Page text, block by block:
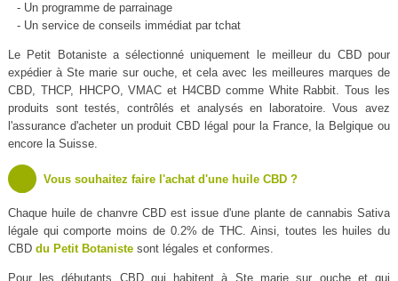
- Un programme de parrainage
- Un service de conseils immédiat par tchat
Le Petit Botaniste a sélectionné uniquement le meilleur du CBD pour
expédier à Ste marie sur ouche, et cela avec les meilleures marques de
CBD, THCP, HHCPO, VMAC et H4CBD comme White Rabbit. Tous les
produits sont testés, contrôlés et analysés en laboratoire. Vous avez
l'assurance d'acheter un produit CBD légal pour la France, la Belgique ou
encore la Suisse.
Vous souhaitez faire l'achat d'une huile CBD ?
Chaque huile de chanvre CBD est issue d'une plante de cannabis Sativa
légale qui comporte moins de 0.2% de THC. Ainsi, toutes les huiles du
CBD du Petit Botanistesont légales et conformes.
Pour les débutants CBD qui habitent à Ste marie sur ouche et qui